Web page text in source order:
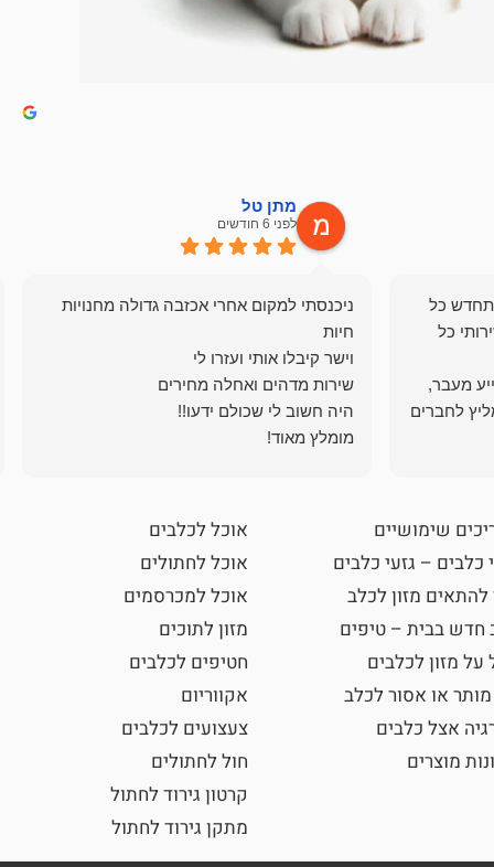
כל
כל
מעבר,
לחברים
מתן טל
לפני 6 חודשים
ניכנסתי למקום אחרי אכזבה גדולה מחנויות
מומלץ מאוד!
שימושיים
כלבים – גזעי כלבים
להתאים מזון לכלב
חדש בבית – טיפים
על מזון לכלבים
או אסור לכלב
אצל כלבים
מוצרים
אוכל לכלבים
אוכל לחתולים
אוכל למכרסמים
מזון לתוכים
חטיפים לכלבים
אקווריום
צעצועים לכלבים
חול לחתולים
קרטון גירוד לחתול
מתקן גירוד לחתול